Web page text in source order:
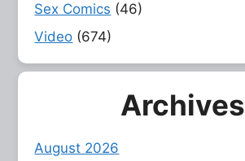
Sex Comics (46)
Video (674)
Archives
August 2026